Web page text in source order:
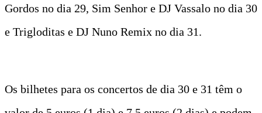
Gordos no dia 29, Sim Senhor e DJ Vassalo no dia 30
e Trigloditas e DJ Nuno Remix no dia 31.
Os bilhetes para os concertos de dia 30 e 31 têm o